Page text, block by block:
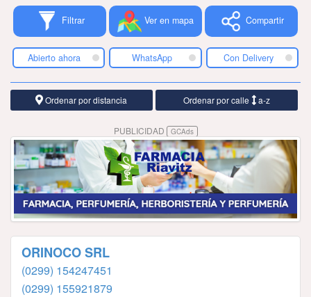
Tiendacores
Contactenos
Filtrar Ver en mapa Compartir
Abierto ahora WhatsApp Con Delivery
Ordenar por distancia Ordenar por calle a-z
PUBLICIDAD GCAds
ORINOCO SRL
(0299) 154247451
(0299) 155921879